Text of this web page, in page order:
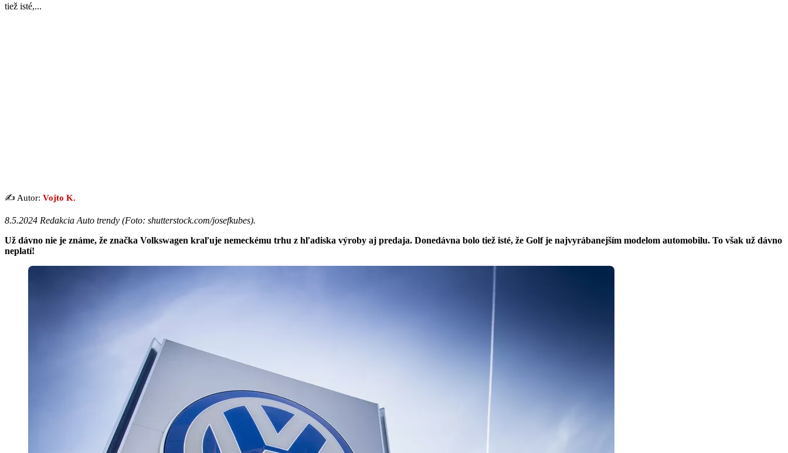
tiež isté,...
✍️ Autor: Vojto K.
8.5.2024 Redakcia Auto trendy (Foto: shutterstock.com/josefkubes).
Už dávno nie je známe, že značka Volkswagen kraľuje nemeckému trhu z hľadiska výroby aj predaja. Donedávna bolo tiež isté, že Golf je najvyrábanejším modelom automobilu. To však už dávno
neplatí!